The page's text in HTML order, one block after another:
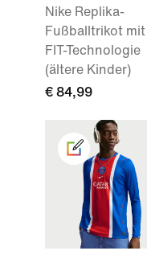
Nike Replika-
Fußballtrikot mit
FIT-Technologie
(ältere Kinder)
€ 84,99